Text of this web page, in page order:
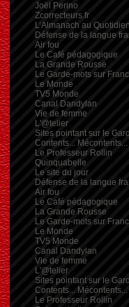
Joël Perino
Zcorrecteurs.fr
L’Almanach au Quotidien
Défense de la langue
Air fou
Le Café pédagogique
La Grande Rousse
Le Garde-mots sur
Le Monde
TV5 Monde
Canal Dandylan
Vie de femme
L'@telier
Sites pointant sur le
Contents...
Le Professeur Rollin
Quinquabelle
Le site du jour
Défense de la langue
Air fou
Le Café pédagogique
La Grande Rousse
Le Garde-mots sur
Le Monde
TV5 Monde
Canal Dandylan
Vie de femme
L'@telier
Sites pointant sur le
Contents...
Le Professeur Rollin